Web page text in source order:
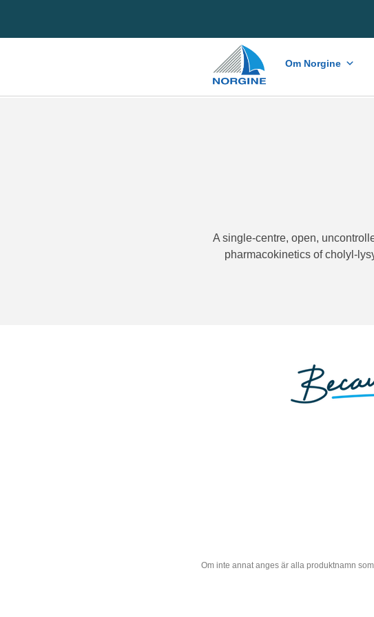
Home Om Norgine
A single-centre, open,
pharmacokinetics of cholyl-
Om inte annat anges är alla produktnamn